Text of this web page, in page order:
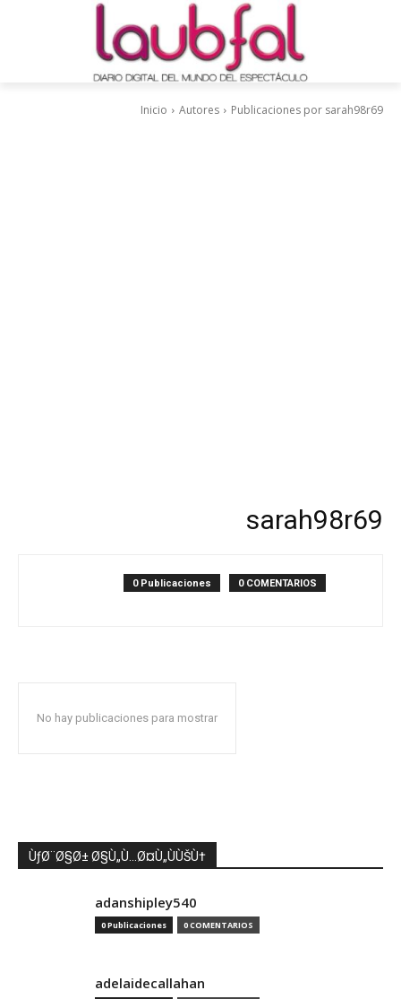
Inicio Autores Publicaciones por sarah98r69
sarah98r69
0 Publicaciones 0 COMENTARIOS
No hay publicaciones para mostrar
ÙƒØ¨Ø§Ø± Ø§Ù„Ù…Ø¤Ù„ÙÙŠÙ†
adanshipley540
0 Publicaciones 0 COMENTARIOS
adelaidecallahan